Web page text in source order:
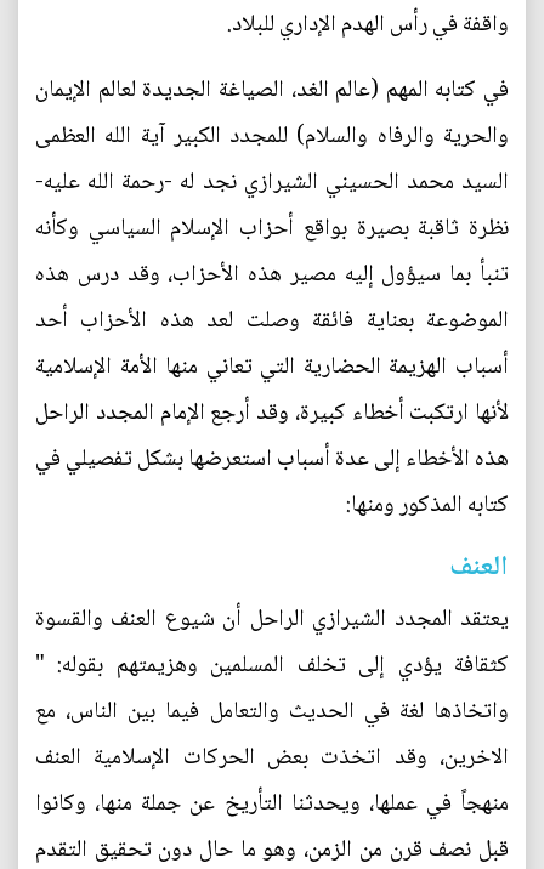
واقفة في رأس الهدم الإداري للبلاد.
في كتابه المهم (عالم الغد، الصياغة الجديدة لعالم الإيمان
والحرية والرفاه والسلام) للمجدد الكبير آية الله العظمى
السيد محمد الحسيني الشيرازي نجد له -رحمة الله عليه-
نظرة ثاقبة بصيرة بواقع أحزاب الإسلام السياسي وكأنه
تنبأ بما سيؤول إليه مصير هذه الأحزاب، وقد درس هذه
الموضوعة بعناية فائقة وصلت لعد هذه الأحزاب أحد
أسباب الهزيمة الحضارية التي تعاني منها الأمة الإسلامية
لأنها ارتكبت أخطاء كبيرة، وقد أرجع الإمام المجدد الراحل
هذه الأخطاء إلى عدة أسباب استعرضها بشكل تفصيلي في
كتابه المذكور ومنها:
العنف
يعتقد المجدد الشيرازي الراحل أن شيوع العنف والقسوة
كثقافة يؤدي إلى تخلف المسلمين وهزيمتهم بقوله: "
واتخاذها لغة في الحديث والتعامل فيما بين الناس، مع
الاخرين، وقد اتخذت بعض الحركات الإسلامية العنف
منهجاً في عملها، ويحدثنا التأريخ عن جملة منها، وكانوا
قبل نصف قرن من الزمن، وهو ما حال دون تحقيق التقدم